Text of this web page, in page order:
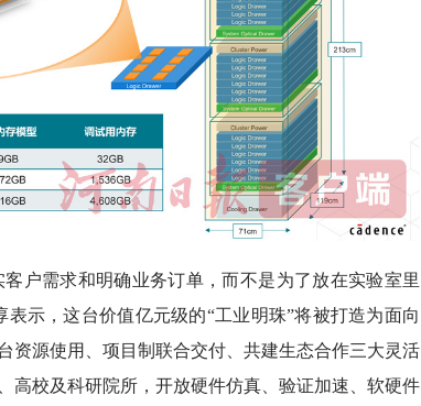
户需求和明确业务订单，而不是为了放在实验室里
示，这台价值亿元级的“工业明珠”将被打造为面向
资源使用、项目制联合交付、共建生态合作三大灵活
高校及科研院所，开放硬件仿真、验证加速、软硬件